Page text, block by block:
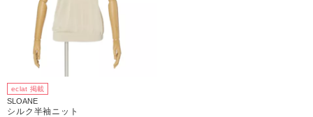
eclat 掲載
SLOANE
シルク半袖ニット